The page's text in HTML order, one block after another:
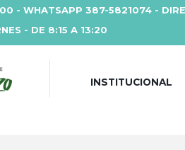
- WHATSAPP 387-5821074 -
- DE 8:15 A 13:20
INSTITUCIONAL